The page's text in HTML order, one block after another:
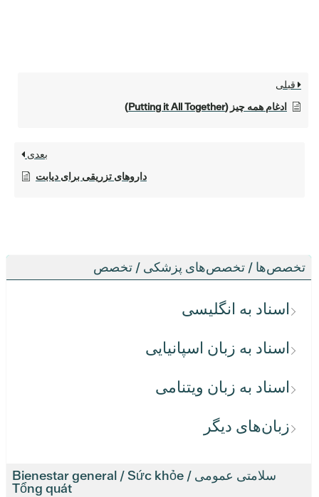
تخصص‌ها / تخصص‌های پزشکی / تخصص
اسناد به انگلیسی
اسناد به زبان اسپانیایی
اسناد به زبان ویتنامی
زبان‌های دیگر
سلامتی عمومی / Bienestar general / Sức khỏe
Tổng quát
قبلی
ادغام همه چیز (Putting it All Together)
بعدی
داروهای تزریقی برای دیابت